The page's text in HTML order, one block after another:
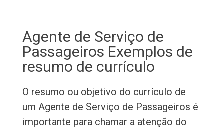
Agente de Serviço de
Passageiros Exemplos de
resumo de currículo
O resumo ou objetivo do currículo de
um Agente de Serviço de Passageiros é
importante para chamar a atenção do